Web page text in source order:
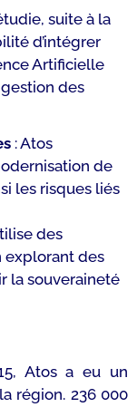
suite à la
d’intégrer
Artificielle
des
: Atos
de
les risques liés
des
explorant des
la souveraineté
Atos a eu un
région. 236 000